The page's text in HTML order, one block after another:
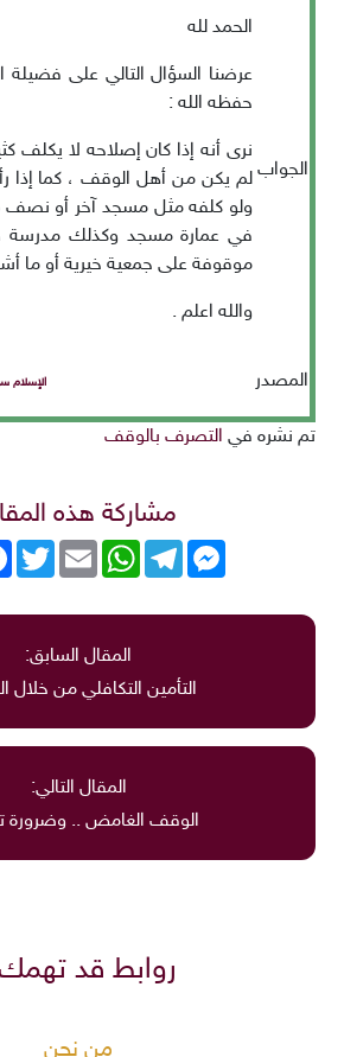
الجواب
الحمد لله
عرضنا السؤال التالي على
حفظه الله :
نرى أنه إذا كان إصلاحه لا يكلف
لم يكن من أهل الوقف ، كما إذا
ولو كلفه مثل مسجد آخر أو نصف
في عمارة مسجد وكذلك مدرسة
موقوفة على جمعية خيرية أو ما
والله اعلم .
المصدر الإسلام
تم نشره في التصرف بالوقف
مشاركة هذه
TwitterEmail
WhatsAppTelegram
Messenger
المقال السابق:
التأمين التكافلي من خلال
المقال التالي:
الوقف الغامض .. وضرورة
روابط قد
من نحن